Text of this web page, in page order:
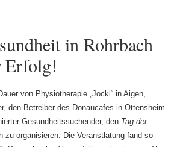
in Rohrbach
Erfolg!
von Physiotherapie „Jockl“ in Aigen,
den Betreiber des Donaucafes in Ottensheim
Gesundheitssuchender, den Tag der
zu organisieren. Die Veranstlatung fand so